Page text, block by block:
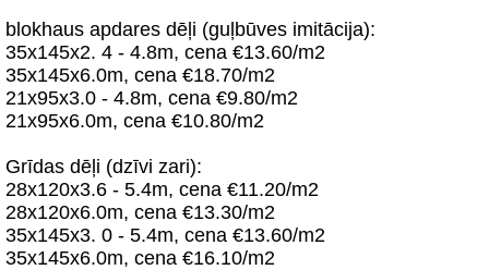
blokhaus apdares dēļi (guļbūves imitācija):
35x145x2. 4 - 4.8m, cena €13.60/m2
35x145x6.0m, cena €18.70/m2
21x95x3.0 - 4.8m, cena €9.80/m2
21x95x6.0m, cena €10.80/m2
Grīdas dēļi (dzīvi zari):
28x120x3.6 - 5.4m, cena €11.20/m2
28x120x6.0m, cena €13.30/m2
35x145x3. 0 - 5.4m, cena €13.60/m2
35x145x6.0m, cena €16.10/m2